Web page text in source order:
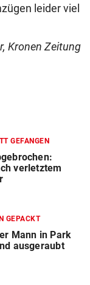
leider viel
Kronen Zeitung
GEFANGEN
verletztem
GEPACKT
Mann in Park
ausgeraubt